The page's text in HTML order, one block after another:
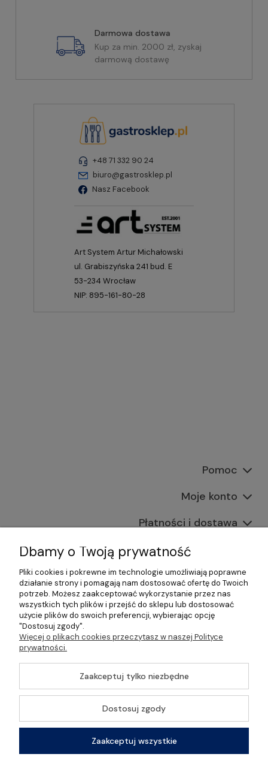
Darmowa dostawa
Kup za min. 2000 zł, zyskaj
darmową dostawę
+48 71 332 90 24
biuro@gastrosklep.pl
Nasz Facebook
Art System Artur Michałowski
ul. Grabiszyńska 241 bud. E
53-234 Wrocław
NIP: 895-161-80-28
Pomoc
Moje konto
Płatności i dostawa
Informacje
O nas
©2026 Wszelkie Prawa Zastrzeżone | Gastrosklep |
Wyposażenie gastronomii, restauracji oraz barów
Szablon Master byEcommercy
Pokaż pełną wersję strony
Sklep internetowy Shoper Premium
Dbamy o Twoją prywatność
Pliki cookies i pokrewne im technologie umożliwiają poprawne
działanie strony i pomagają nam dostosować ofertę do Twoich
potrzeb. Możesz zaakceptować wykorzystanie przez nas
wszystkich tych plików i przejść do sklepu lub dostosować
użycie plików do swoich preferencji, wybierając opcję
"Dostosuj zgody".
Więcej o plikach cookies przeczytasz w naszej Polityce
prywatności.
Zaakceptuj tylko niezbędne
Dostosuj zgody
Zaakceptuj wszystkie